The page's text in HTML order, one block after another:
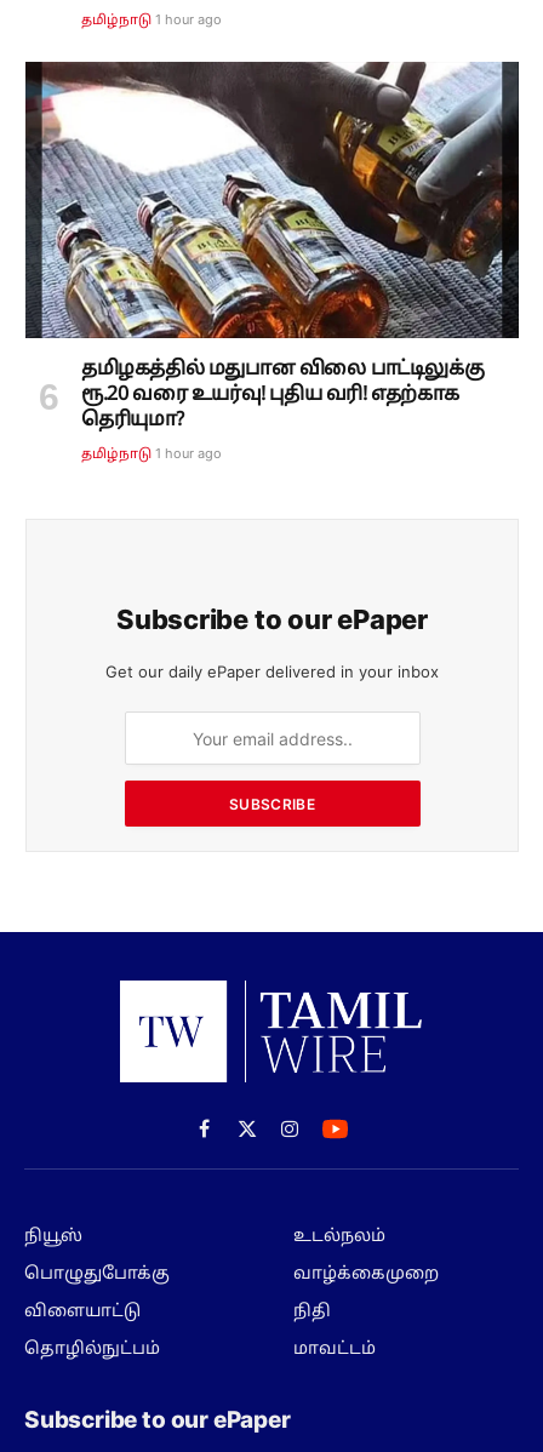
தமிழ்நாடு 1 hour ago
தமிழகத்தில் மதுபான விலை பாட்டிலுக்கு
ரூ.20 வரை உயர்வு! புதிய வரி! எதற்காக
தெரியுமா?
தமிழ்நாடு 1 hour ago
Subscribe to our ePaper
Get our daily ePaper delivered in your inbox
SUBSCRIBE
Facebook
X
(Twitter)
Instagram
நியூஸ்
பொழுதுபோக்கு
விளையாட்டு
தொழில்நுட்பம்
உடல்நலம்
வாழ்க்கைமுறை
நிதி
மாவட்டம்
Subscribe to our ePaper